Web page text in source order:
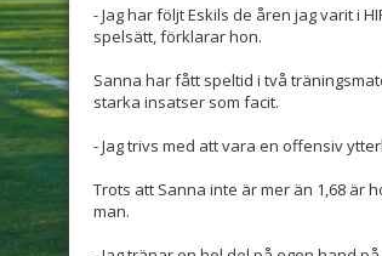
- Jag har följt Eskils de åren jag varit i
spelsätt, förklarar hon.
Sanna har fått speltid i två
starka insatser som facit.
- Jag trivs med att vara en offensiv
Trots att Sanna inte är mer än 1,68 är
man.